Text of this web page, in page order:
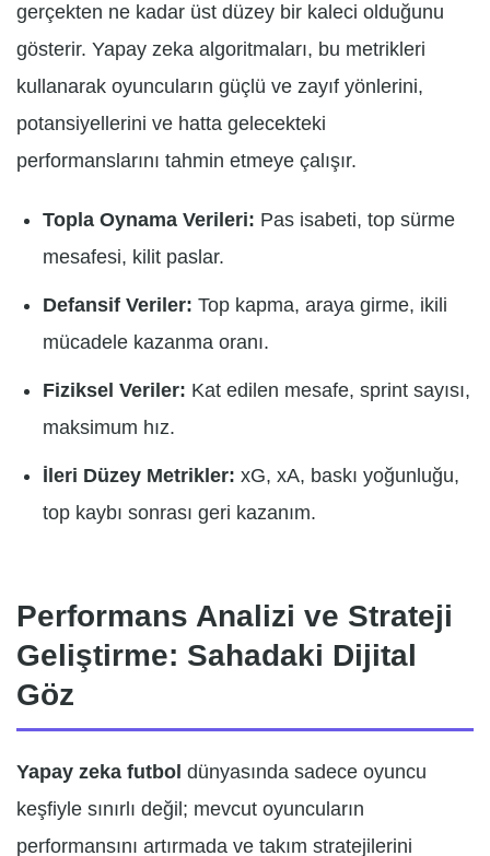
gerçekten ne kadar üst düzey bir kaleci olduğunu
gösterir. Yapay zeka algoritmaları, bu metrikleri
kullanarak oyuncuların güçlü ve zayıf yönlerini,
potansiyellerini ve hatta gelecekteki
performanslarını tahmin etmeye çalışır.
Topla Oynama Verileri: Pas isabeti, top sürme
mesafesi, kilit paslar.
Defansif Veriler: Top kapma, araya girme, ikili
mücadele kazanma oranı.
Fiziksel Veriler: Kat edilen mesafe, sprint sayısı,
maksimum hız.
İleri Düzey Metrikler: xG, xA, baskı yoğunluğu,
top kaybı sonrası geri kazanım.
Performans Analizi ve Strateji
Geliştirme: Sahadaki Dijital
Göz
Yapay zeka futbol dünyasında sadece oyuncu
keşfiyle sınırlı değil; mevcut oyuncuların
performansını artırmada ve takım stratejilerini